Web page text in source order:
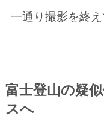
一通り撮影を終
富士登山の疑
スへ